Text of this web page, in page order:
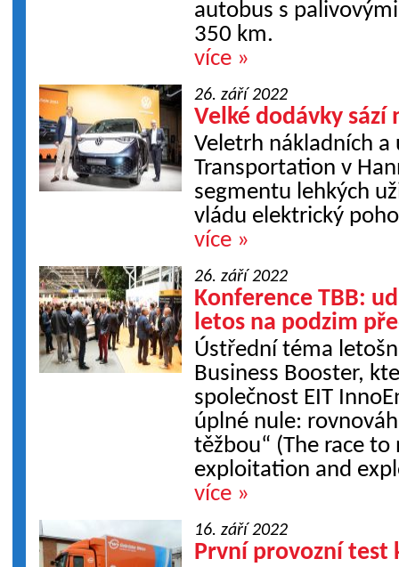
autobus s
350 km.
více »
26. září 2022
Velké dodávky
Veletrh nákladních a
Transportation v
segmentu lehkých
vládu elektrický
více »
26. září 2022
Konference TBB:
letos na podzim
Ústřední téma
Business Booster,
společnost EIT
úplné nule:
těžbou“ (The race
exploitation and
více »
16. září 2022
První provozní test